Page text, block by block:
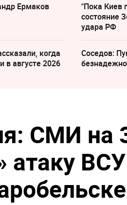
Ермаков
"Пока Киев
состояние
удара РФ
когда
в августе 2026
Соседов:
СМИ на
атаку